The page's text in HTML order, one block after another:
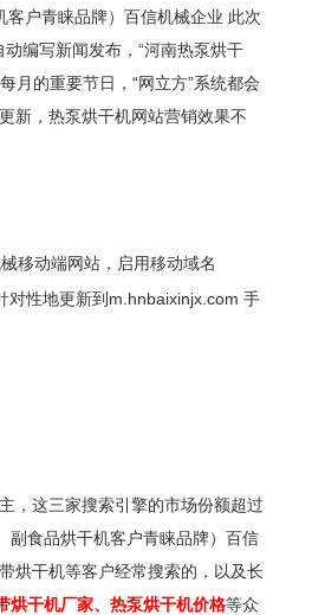
客户青睐品牌）百信机械企业 此次
编写新闻发布，“河南热泵烘干
月的重要节日，“网立方”系统都会
新，热泵烘干机网站营销效果不
移动端网站，启用移动域名
对性地更新到m.hnbaixinjx.com 手
，这三家搜索引擎的市场份额超过
副食品烘干机客户青睐品牌）百信
烘干机等客户经常搜索的，以及长
烘干机厂家、热泵烘干机价格等众